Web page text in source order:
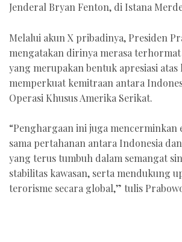
Jenderal Bryan Fenton, di Istana
Melalui akun X pribadinya, Presiden
mengatakan dirinya merasa
yang merupakan bentuk apresiasi
memperkuat kemitraan antara
Operasi Khusus Amerika Serikat.
“Penghargaan ini juga mencerminkan
sama pertahanan antara Indonesia
yang terus tumbuh dalam semangat
stabilitas kawasan, serta mendukung
terorisme secara global,” tulis